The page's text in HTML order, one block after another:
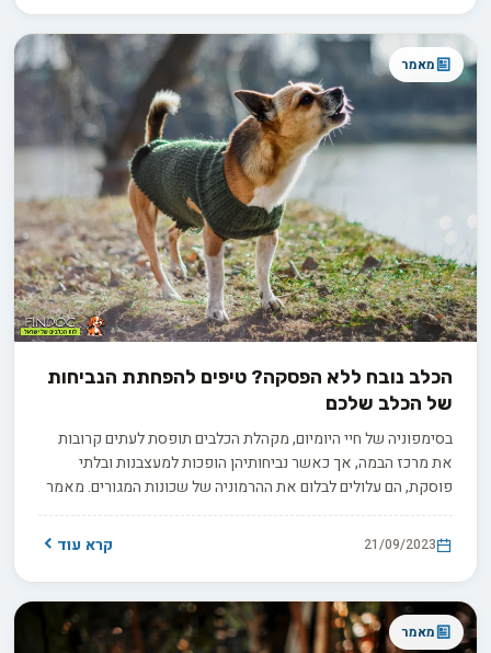
מאמר
הכלב נובח ללא הפסקה? טיפים להפחתת הנביחות
של הכלב שלכם
בסימפוניה של חיי היומיום, מקהלת הכלבים תופסת לעתים קרובות
את מרכז הבמה, אך כאשר נביחותיהן הופכות למעצבנות ובלתי
פוסקת, הם עלולים לבלום את ההרמוניה של שכונות המגורים. מאמר
זה מתעמק במעמקי התעלומה הזו, חושף את הסיבות מאחורי כלבים
נובחים ללא הפסקה ומציע אסטרטגיות מעניינות כדי לצמצם את
ההתפרצויות הקוליות שלהם, ולהחזיר אווירה שלווה והרמונית לכולם.
21/09/2023 קרא עוד
מאמר